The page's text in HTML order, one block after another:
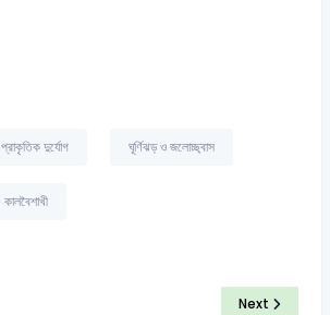
প্রাকৃতিক দুর্যোগ ঘূর্ণিঝড় ও জলোচ্ছ্বাস
কালবৈশাখী
Next